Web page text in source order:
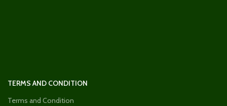
TERMS AND CONDITION
Terms and Condition